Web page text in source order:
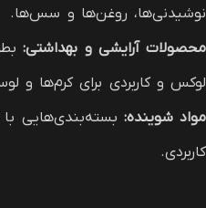
نوشیدنی‌ها، روغن‌ها و سس‌ها.
محصولات آرایشی و بهداشتی:
لوکس و کاربردی برای کرم‌ها و
مواد شوینده: بسته‌بندی‌هایی
کاربردی.